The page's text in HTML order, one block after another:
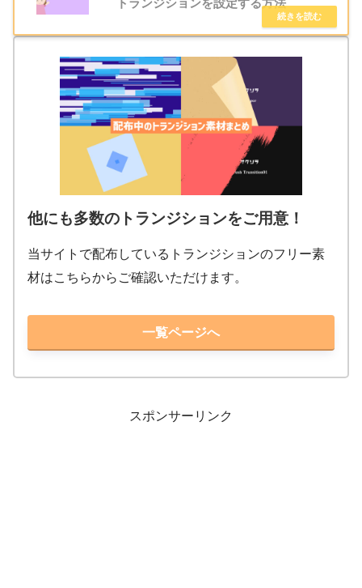
他にも多数のトランジションをご用意！
当サイトで配布しているトランジションのフリー素
材はこちらからご確認いただけます。
一覧ページへ
スポンサーリンク